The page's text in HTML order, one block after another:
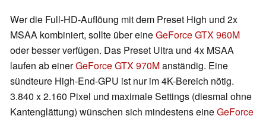
Wer die Full-HD-Auflöung mit dem Preset High und 2x
MSAA kombiniert, sollte über eineGeForce GTX 960M
oder besser verfügen. Das Preset Ultra und 4x MSAA
laufen ab einerGeForce GTX 970Manständig. Eine
sündteure High-End-GPU ist nur im 4K-Bereich nötig.
3.840 x 2.160 Pixel und maximale Settings (diesmal ohne
Kantenglättung) wünschen sich mindestens eineGeForce